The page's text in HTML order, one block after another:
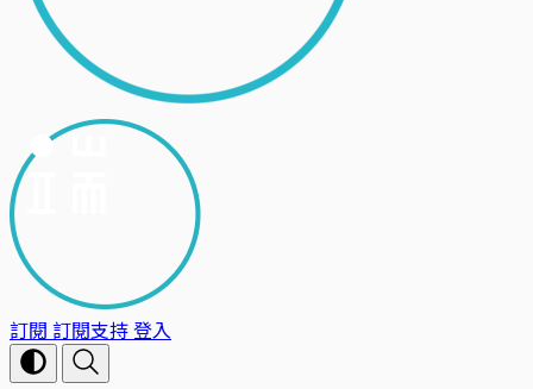
訂閱 訂閱支持登入